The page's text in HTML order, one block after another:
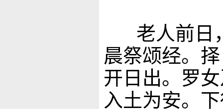
老人前日
晨祭颂经。
开日出。罗
入土为安。